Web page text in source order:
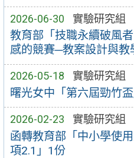
2026-06-30 實驗研究組
教育部「技職永續破風
感的競賽─教案設計與教
2026-05-18 實驗研究組
曙光女中「第六屆勁竹
2026-02-23 實驗研究組
函轉教育部「中小學使
項2.1」1份